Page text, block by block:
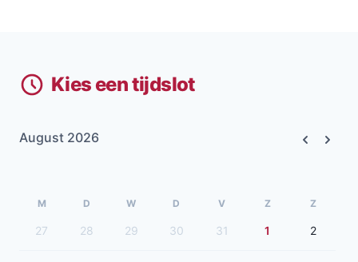
Kies een tijdslot
August 2026
M D W D V Z Z
27 28 29 30 31 1 2